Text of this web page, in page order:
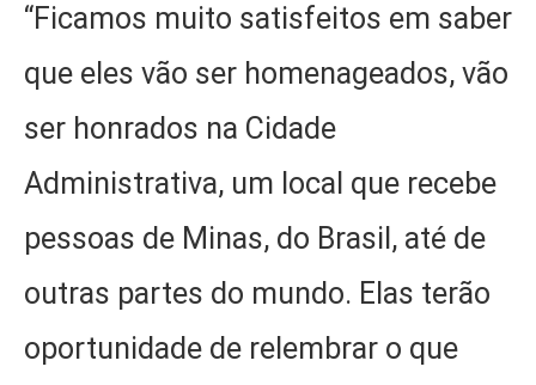
“Ficamos muito satisfeitos em saber
que eles vão ser homenageados, vão
ser honrados na Cidade
Administrativa, um local que recebe
pessoas de Minas, do Brasil, até de
outras partes do mundo. Elas terão
oportunidade de relembrar o que